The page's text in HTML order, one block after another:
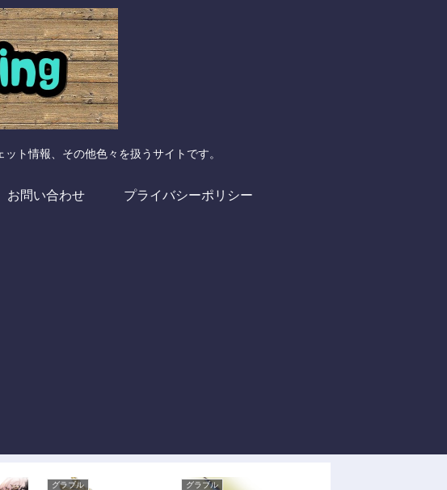
ト情報、その他色々を扱うサイトです。
お問い合わせ プライバシーポリシー
グラブル グラブル